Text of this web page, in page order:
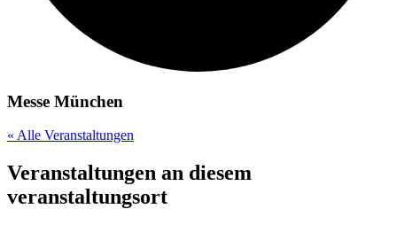
Messe München
« Alle Veranstaltungen
Veranstaltungen an diesem
veranstaltungsort